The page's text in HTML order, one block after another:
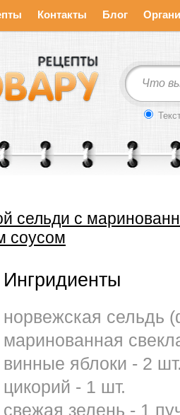
Контакты Блог
сельди с
соусом
Ингридиенты
норвежская сельдь
маринованная
винные яблоки - 2
цикорий - 1 шт.
свежая зелень - 1